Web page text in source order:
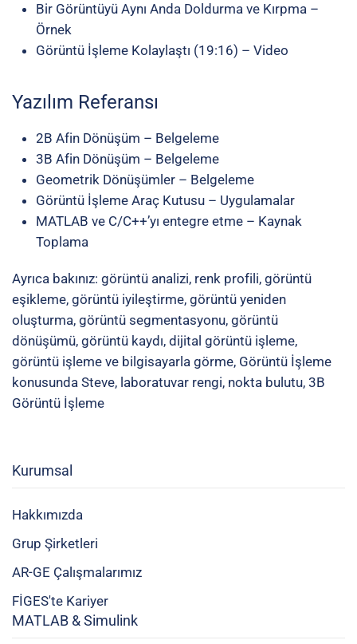
Bir Görüntüyü Aynı Anda Doldurma ve Kırpma –
Örnek
Görüntü İşleme Kolaylaştı (19:16) – Video
Yazılım Referansı
2B Afin Dönüşüm – Belgeleme
3B Afin Dönüşüm – Belgeleme
Geometrik Dönüşümler – Belgeleme
Görüntü İşleme Araç Kutusu – Uygulamalar
MATLAB ve C/C++’yı entegre etme – Kaynak
Toplama
Ayrıca bakınız: görüntü analizi, renk profili, görüntü
eşikleme, görüntü iyileştirme, görüntü yeniden
oluşturma, görüntü segmentasyonu, görüntü
dönüşümü, görüntü kaydı, dijital görüntü işleme,
görüntü işleme ve bilgisayarla görme, Görüntü İşleme
konusunda Steve, laboratuvar rengi, nokta bulutu, 3B
Görüntü İşleme
Kurumsal
Hakkımızda
Grup Şirketleri
AR-GE Çalışmalarımız
FİGES'te Kariyer
MATLAB & Simulink